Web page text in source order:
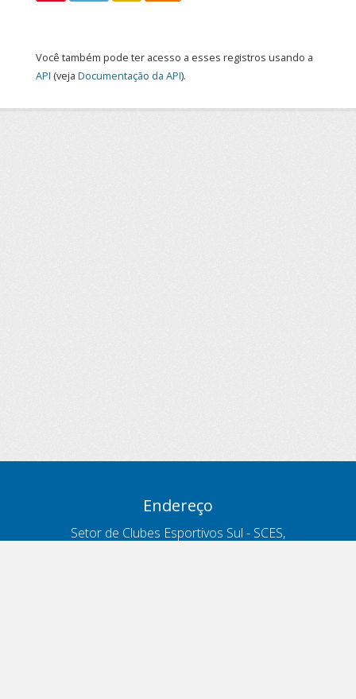
Você também pode ter acesso a esses registros usando a
API (veja Documentação da API).
Endereço
Setor de Clubes Esportivos Sul - SCES,